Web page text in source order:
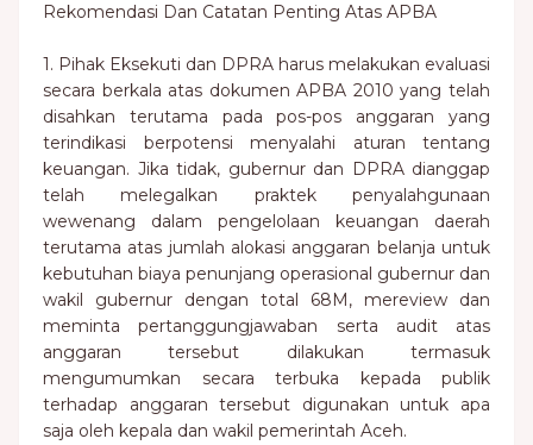
Rekomendasi Dan Catatan Penting Atas APBA
1. Pihak Eksekuti dan DPRA harus melakukan evaluasi
secara berkala atas dokumen APBA 2010 yang telah
disahkan terutama pada pos-pos anggaran yang
terindikasi berpotensi menyalahi aturan tentang
keuangan. Jika tidak, gubernur dan DPRA dianggap
telah melegalkan praktek penyalahgunaan
wewenang dalam pengelolaan keuangan daerah
terutama atas jumlah alokasi anggaran belanja untuk
kebutuhan biaya penunjang operasional gubernur dan
wakil gubernur dengan total 68M, mereview dan
meminta pertanggungjawaban serta audit atas
anggaran tersebut dilakukan termasuk
mengumumkan secara terbuka kepada publik
terhadap anggaran tersebut digunakan untuk apa
saja oleh kepala dan wakil pemerintah Aceh.